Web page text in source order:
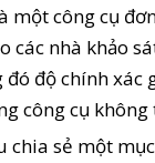
công cụ
các nhà khảo
độ chính
công cụ
chia sẻ một